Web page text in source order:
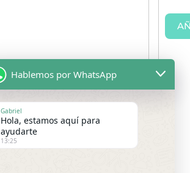
Hablemos por WhatsApp
Gabriel
Hola, estamos aquí para
ayudarte
13:25